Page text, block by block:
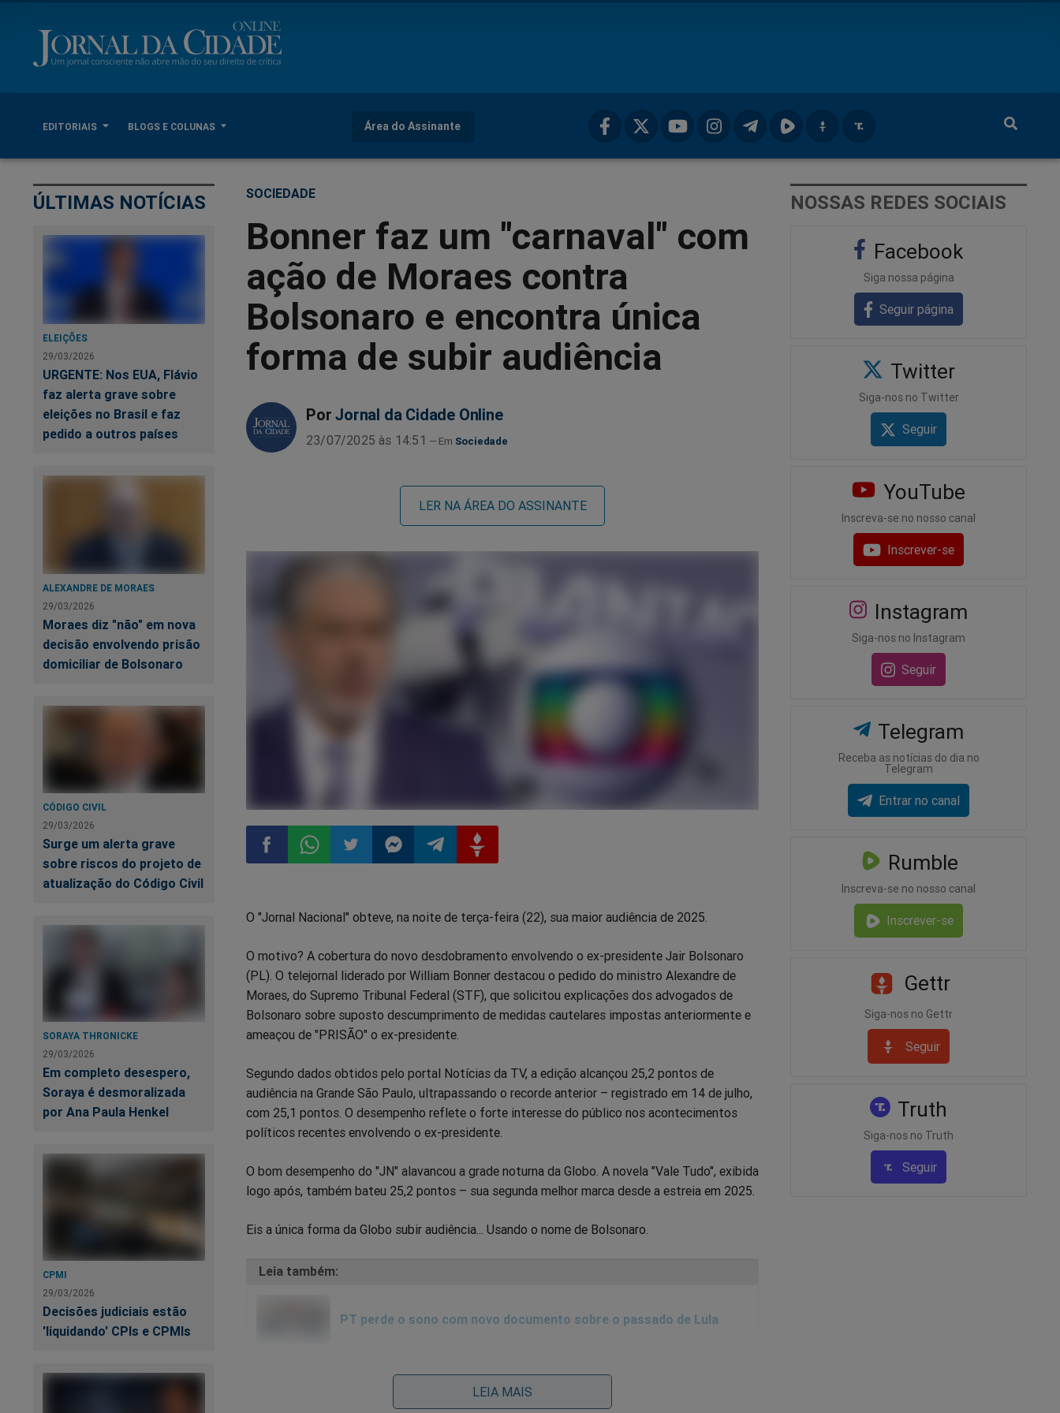
EDITORIAIS BLOGS E COLUNAS Área do Assinante
ÚLTIMAS NOTÍCIAS
ELEIÇÕES
29/03/2026
URGENTE: Nos EUA, Flávio
faz alerta grave sobre
eleições no Brasil e faz
pedido a outros países
ALEXANDRE DE MORAES
29/03/2026
Moraes diz "não" em nova
decisão envolvendo prisão
domiciliar de Bolsonaro
CÓDIGO CIVIL
29/03/2026
Surge um alerta grave
sobre riscos do projeto de
atualização do Código Civil
SORAYA THRONICKE
29/03/2026
Em completo desespero,
Soraya é desmoralizada
por Ana Paula Henkel
CPMI
29/03/2026
Decisões judiciais estão
'liquidando' CPIs e CPMIs
SOCIEDADE
Bonner faz um "carnaval" com
ação de Moraes contra
Bolsonaro e encontra única
forma de subir audiência
Por Jornal da Cidade Online
23/07/2025 às 14:51 Sociedade
LER NA ÁREA DO ASSINANTE
no
Facebook
no
Whatsapp
no
Twitter
no
Messenger
no
Telegram
no
Gettr
O "Jornal Nacional" obteve, na noite de terça-feira (22), sua maior audiência de 2025.
O motivo? A cobertura do novo desdobramento envolvendo o ex-presidente Jair Bolsonaro
(PL). O telejornal liderado por William Bonner destacou o pedido do ministro Alexandre de
Moraes, do Supremo Tribunal Federal (STF), que solicitou explicações dos advogados de
Bolsonaro sobre suposto descumprimento de medidas cautelares impostas anteriormente e
ameaçou de "PRISÃO" o ex-presidente.
Segundo dados obtidos pelo portal Notícias da TV, a edição alcançou 25,2 pontos de
audiência na Grande São Paulo, ultrapassando o recorde anterior – registrado em 14 de julho,
com 25,1 pontos. O desempenho reflete o forte interesse do público nos acontecimentos
políticos recentes envolvendo o ex-presidente.
O bom desempenho do "JN" alavancou a grade noturna da Globo. A novela "Vale Tudo", exibida
logo após, também bateu 25,2 pontos – sua segunda melhor marca desde a estreia em 2025.
Eis a única forma da Globo subir audiência... Usando o nome de Bolsonaro.
PT perde o sono com novo documento sobre o passado de Lula
LEIA MAIS
NOSSAS REDES SOCIAIS
Facebook
Siga nossa página
Seguir página
Twitter
Siga-nos no Twitter
Seguir
YouTube
Inscreva-se no nosso canal
Inscrever-se
Instagram
Siga-nos no Instagram
Seguir
Telegram
Receba as notícias do dia no
Telegram
Entrar no canal
Rumble
Inscreva-se no nosso canal
Inscrever-se
Gettr
Siga-nos no Gettr
Seguir
Truth
Siga-nos no Truth
Seguir